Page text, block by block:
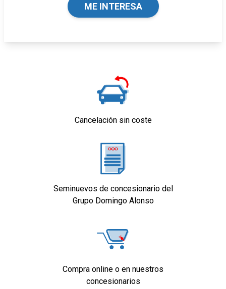
ME INTERESA
Cancelación sin coste
Seminuevos de concesionario del
Grupo Domingo Alonso
Compra online o en nuestros
concesionarios